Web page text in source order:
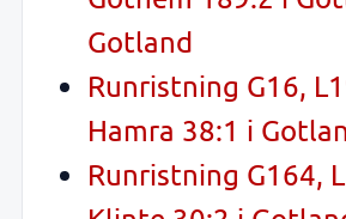
Gotland
Runristning G16,
Hamra 38:1 i
Runristning G164,